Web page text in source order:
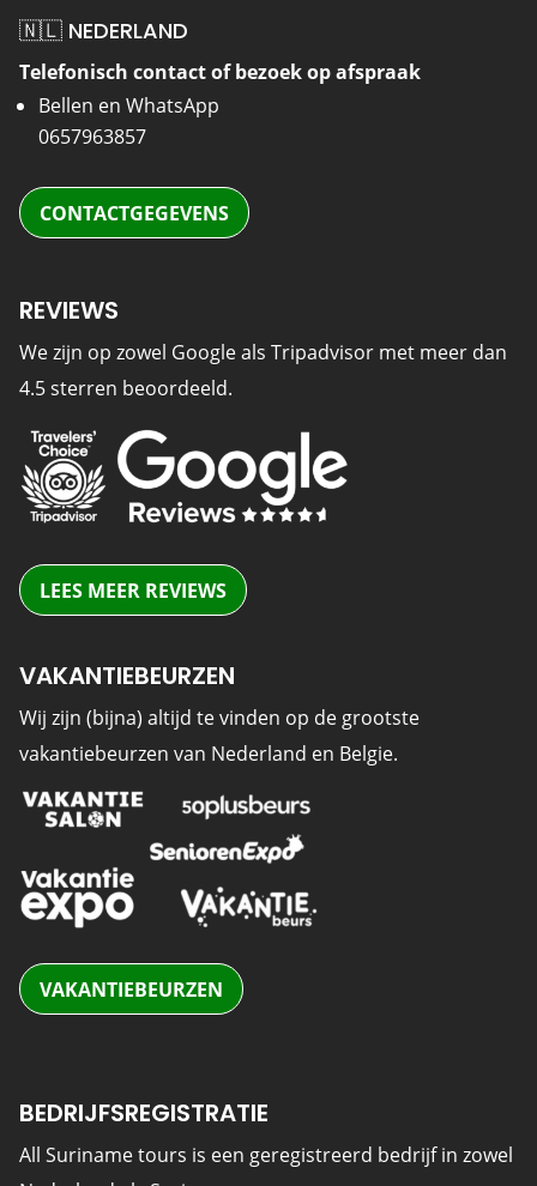
🇳🇱 NEDERLAND
Telefonisch contact of bezoek op afspraak
Bellen en WhatsApp
0657963857
CONTACTGEGEVENS
REVIEWS
We zijn op zowel Google als Tripadvisor met meer dan
4.5 sterren beoordeeld.
LEES MEER REVIEWS
VAKANTIEBEURZEN
Wij zijn (bijna) altijd te vinden op de grootste
vakantiebeurzen van Nederland en Belgie.
VAKANTIEBEURZEN
BEDRIJFSREGISTRATIE
All Suriname tours is een geregistreerd bedrijf in zowel